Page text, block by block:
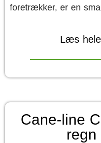
foretrækker, er en
Læs
Cane-line
regn